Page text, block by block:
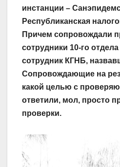
инстанции –
Республиканская
Причем сопровождали
сотрудники 10-го
сотрудник КГНБ,
Сопровождающие на
какой целью с
ответили, мол, просто
проверки.